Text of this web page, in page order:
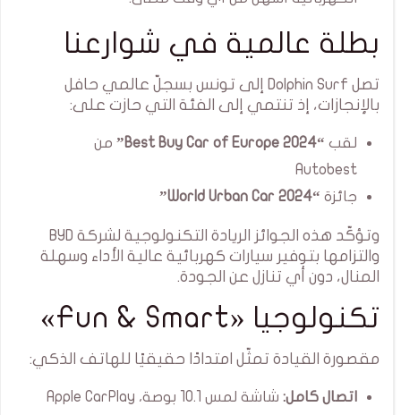
بطلة عالمية في شوارعنا
تصل Dolphin Surf إلى تونس بسجلّ عالمي حافل
بالإنجازات، إذ تنتمي إلى الفئة التي حازت على:
لقب “Best Buy Car of Europe 2024”
من
Autobest
جائزة “World Urban Car 2024”
وتؤكّد هذه الجوائز الريادة التكنولوجية لشركة BYD
والتزامها بتوفير سيارات كهربائية عالية الأداء وسهلة
المنال، دون أي تنازل عن الجودة.
تكنولوجيا «Fun & Smart»
مقصورة القيادة تمثّل امتدادًا حقيقيًا للهاتف الذكي:
اتصال كامل:
شاشة لمس 10.1 بوصة، Apple CarPlay